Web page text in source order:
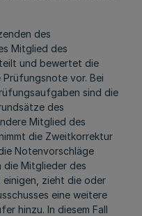
des
Mitglied des
und bewertet die
vor. Bei
sind die
des
Mitglied des
die Zweitkorrektur
Notenvorschläge
die Mitglieder des
zieht die oder
eine weitere
hinzu. In diesem Fall